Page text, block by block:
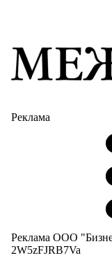
Реклама
Реклама ООО
2W5zFJRB7Va